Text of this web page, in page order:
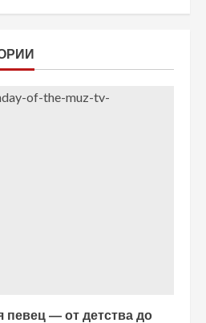
певец — от детства до